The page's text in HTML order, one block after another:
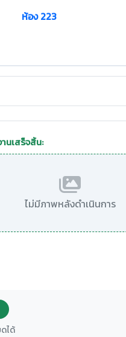
ห้อง 223
นเสร็จสิ้น:
ไม่มีภาพหลังดำเนินการ
ได้